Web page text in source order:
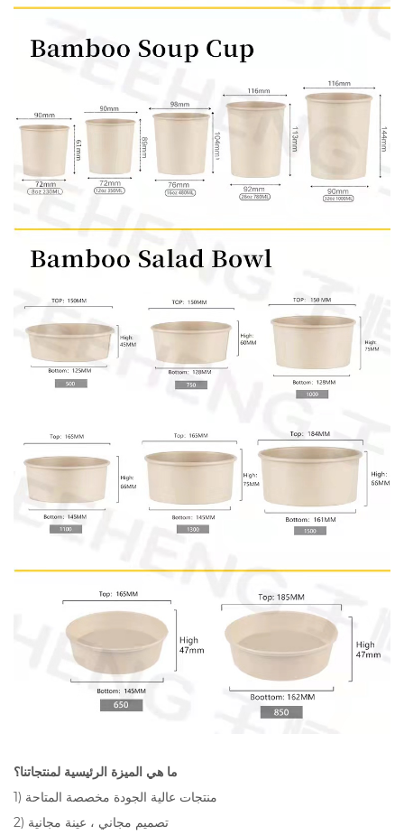
ما هي الميزة الرئيسية لمنتجاتنا؟
1) منتجات عالية الجودة مخصصة المتاحة
2) تصميم مجاني ، عينة مجانية